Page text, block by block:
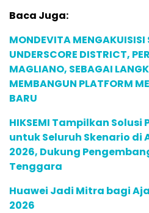
Baca Juga:
MONDEVITA
UNDERSCORE DISTRICT,
MAGLIANO, SEBAGAI
MEMBANGUN PLATFORM
BARU
HIKSEMI Tampilkan
untuk Seluruh Skenario di
2026, Dukung
Tenggara
Huawei Jadi Mitra bagi
2026